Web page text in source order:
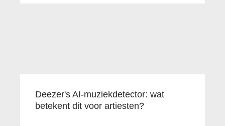
Deezer's AI-muziekdetector: wat
betekent dit voor artiesten?